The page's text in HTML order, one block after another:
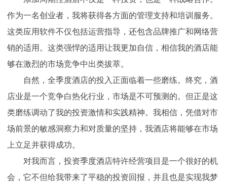
作为一名创业者，我将获得各方面的管理支持和培训服务。
这类应用软件不仅包括运营指导，还包含品牌推广和网络营
销的适用。这类强悍的适用让我更加自信，相信我的酒店能
够在激烈的市场竞争中出类拔萃。
自然，全季度酒店的投入正面临着一些磨练。终究，酒
店业是一个竞争白热化行业，市场是不可预测的。但正是这
类磨练调动了我的投资激情和实践精神。我相信，凭借对市
场前景的敏感洞察力和对质量的坚持，我酒店将能够在市场
上立足并获得成功。
对我而言，投资季度酒店特许经营项目是一个很好的机
会，它不但给我带来了平稳的投资回报，并且也是实现我梦